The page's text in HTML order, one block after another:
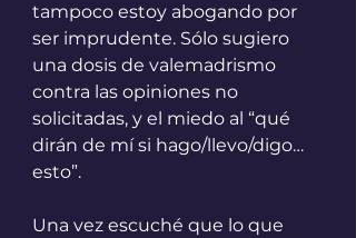
tampoco estoy abogando por
ser imprudente. Sólo sugiero
una dosis de valemadrismo
contra las opiniones no
solicitadas, y el miedo al “qué
dirán de mí si hago/llevo/digo…
esto”.
Una vez escuché que lo que